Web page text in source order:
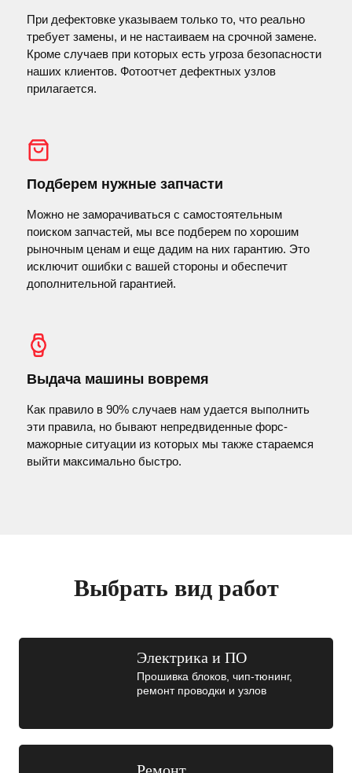
При дефектовке указываем только то, что реально
требует замены, и не настаиваем на срочной замене.
Кроме случаев при которых есть угроза безопасности
наших клиентов. Фотоотчет дефектных узлов
прилагается.
Подберем нужные запчасти
Можно не заморачиваться с самостоятельным
поиском запчастей, мы все подберем по хорошим
рыночным ценам и еще дадим на них гарантию. Это
исключит ошибки с вашей стороны и обеспечит
дополнительной гарантией.
Выдача машины вовремя
Как правило в 90% случаев нам удается выполнить
эти правила, но бывают непредвиденные форс-
мажорные ситуации из которых мы также стараемся
выйти максимально быстро.
Выбрать вид работ
Электрика и ПО
Прошивка блоков, чип-тюнинг,
ремонт проводки и узлов